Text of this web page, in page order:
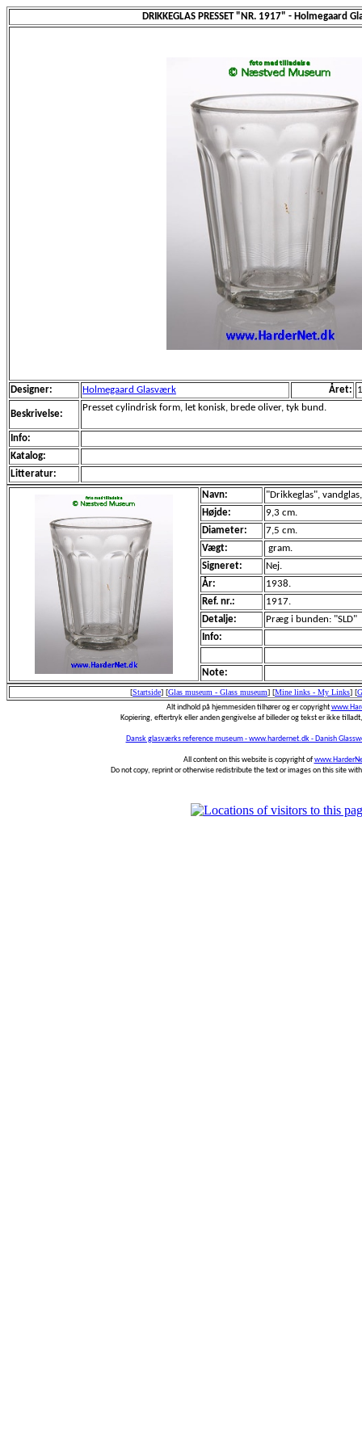
DRIKKEGLAS PRESSET "NR. 1917" - Holmegaard
Designer: Holmegaard Glasværk Året:
Beskrivelse:
Presset cylindrisk form, let konisk, brede oliver, tyk bund.
Info:
Katalog:
Litteratur:
Navn:
"Drikkeglas",
Højde:
9,3 cm.
Diameter:
7,5 cm.
Vægt:
gram.
Signeret:
Nej.
År:
1938.
Ref. nr.:
1917.
Detalje:
Præg i bunden: "SLD"
Info:
Note:
[Startside] [Glas museum - Glass museum] [Mine links - My Links] [
Alt indhold på hjemmesiden tilhører og er copyright
Kopiering, eftertryk eller anden gengivelse af billeder og tekst er ikke
Dansk glasværks reference museum - www.hardernet.dk - Danish
All content on this website is copyright of
Do not copy, reprint or otherwise redistribute the text or images on this site